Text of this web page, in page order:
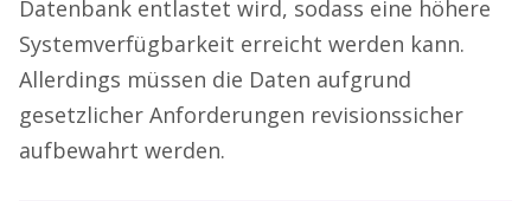
Datenbank entlastet wird, sodass eine höhere
Systemverfügbarkeit erreicht werden kann.
Allerdings müssen die Daten aufgrund
gesetzlicher Anforderungen revisionssicher
aufbewahrt werden.